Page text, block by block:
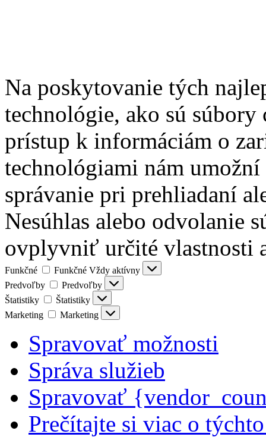
Na poskytovanie tých
technológie, ako sú súbory
prístup k informáciám o
technológiami nám
správanie pri prehliadaní
Nesúhlas alebo odvolanie
ovplyvniť určité vlastnosti
Funkčné Funkčné Vždy aktívny
Predvoľby
Predvoľby
Štatistiky
Štatistiky
Marketing
Marketing
Spravovať možnosti
Správa služieb
Spravovať
Prečítajte si viac o